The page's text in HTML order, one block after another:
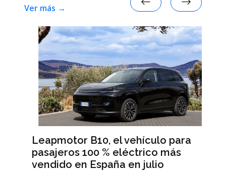
Ver más →
Leapmotor B10, el vehículo para
pasajeros 100 % eléctrico más
vendido en España en julio